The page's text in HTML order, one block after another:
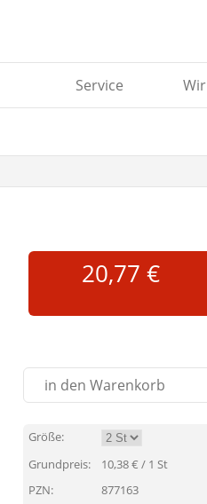
Service
20,77 €
in den Warenkorb
Größe:
Grundpreis:
10,38€ / 1 St
PZN:
877163